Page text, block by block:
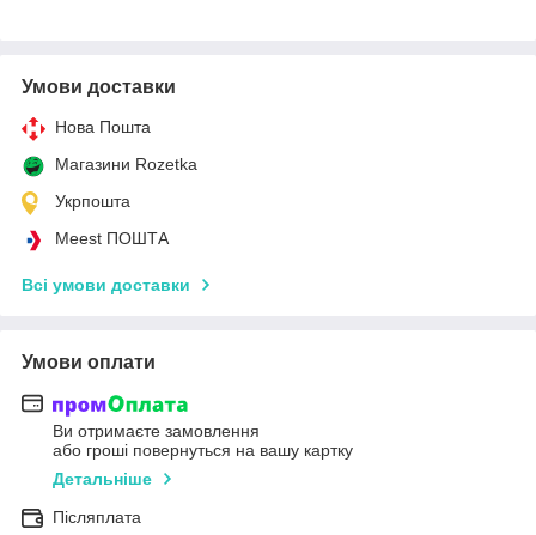
Умови доставки
Нова Пошта
Магазини Rozetka
Укрпошта
Meest ПОШТА
Всі умови доставки
Умови оплати
Ви отримаєте замовлення
або гроші повернуться на вашу картку
Детальніше
Післяплата